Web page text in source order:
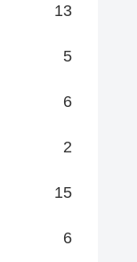
13
5
6
2
15
6